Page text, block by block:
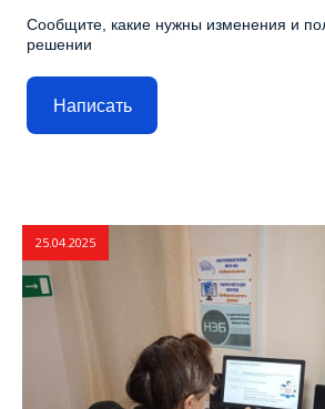
Сообщите, какие нужны изменения и
решении
Написать
25.04.2025